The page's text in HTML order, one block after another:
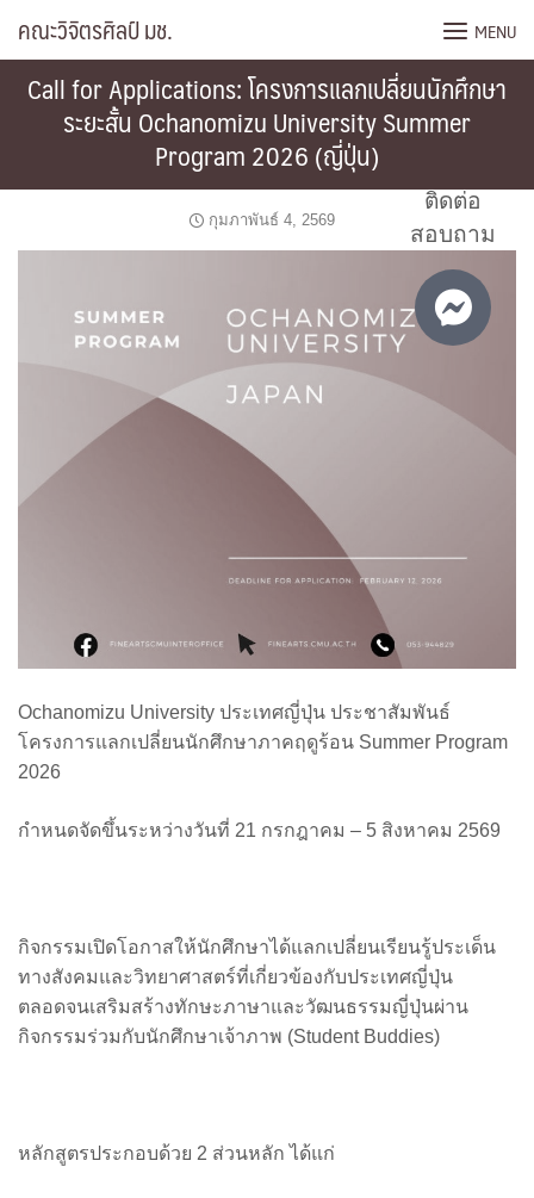
คณะวิจิตรศิลป์ มช. MENU
Call for Applications: โครงการแลกเปลี่ยนนักศึกษา
ระยะสั้น Ochanomizu University Summer
Program 2026 (ญี่ปุ่น)
กุมภาพันธ์ 4, 2569
Ochanomizu University ประเทศญี่ปุ่น ประชาสัมพันธ์
โครงการแลกเปลี่ยนนักศึกษาภาคฤดูร้อน Summer Program
2026
กำหนดจัดขึ้นระหว่างวันที่ 21 กรกฎาคม – 5 สิงหาคม 2569
กิจกรรมเปิดโอกาสให้นักศึกษาได้แลกเปลี่ยนเรียนรู้ประเด็น
ทางสังคมและวิทยาศาสตร์ที่เกี่ยวข้องกับประเทศญี่ปุ่น
ตลอดจนเสริมสร้างทักษะภาษาและวัฒนธรรมญี่ปุ่นผ่าน
กิจกรรมร่วมกับนักศึกษาเจ้าภาพ (Student Buddies)
หลักสูตรประกอบด้วย 2 ส่วนหลัก ได้แก่
ติดต่อ
สอบถาม